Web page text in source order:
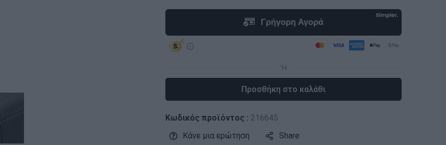
Προσθήκη στο καλάθι
Κωδικός προϊόντος : 216645
Κάνε μια ερώτηση
Share